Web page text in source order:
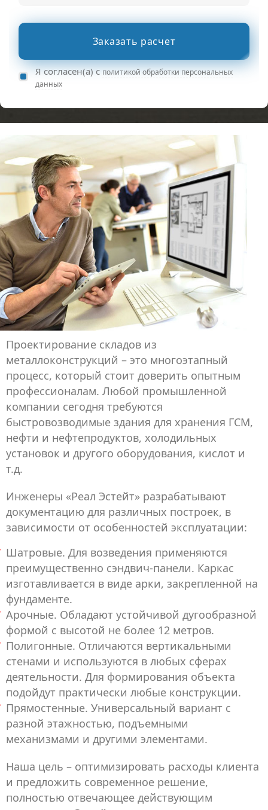
Заказать расчет
Я согласен(а) сполитикой обработки персональных
данных
Проектирование складов из
металлоконструкций – это многоэтапный
процесс, который стоит доверить опытным
профессионалам. Любой промышленной
компании сегодня требуются
быстровозводимые здания для хранения ГСМ,
нефти и нефтепродуктов, холодильных
установок и другого оборудования, кислот и
т.д.
Инженеры «Реал Эстейт» разрабатывают
документацию для различных построек, в
зависимости от особенностей эксплуатации:
Шатровые. Для возведения применяются
преимущественно сэндвич-панели. Каркас
изготавливается в виде арки, закрепленной на
фундаменте.
Арочные. Обладают устойчивой дугообразной
формой с высотой не более 12 метров.
Полигонные. Отличаются вертикальными
стенами и используются в любых сферах
деятельности. Для формирования объекта
подойдут практически любые конструкции.
Прямостенные. Универсальный вариант с
разной этажностью, подъемными
механизмами и другими элементами.
Наша цель – оптимизировать расходы клиента
и предложить современное решение,
полностью отвечающее действующим